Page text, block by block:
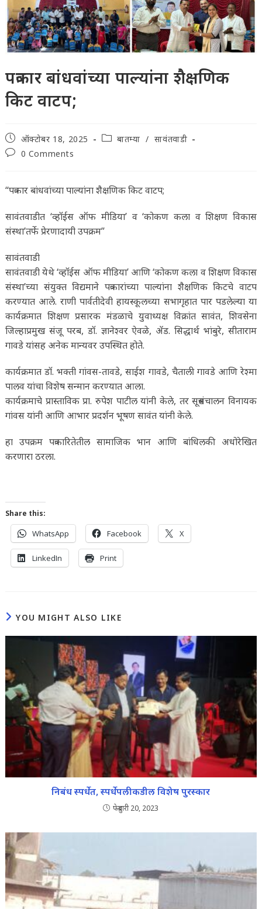
पत्रकार बांधवांच्या पाल्यांना शैक्षणिक
किट वाटप;
Post
published:
ऑक्टोबर 18, 2025
Postबातम्या / सावंतवाडी
Post0 Comments
“पत्रकार बांधवांच्या पाल्यांना शैक्षणिक किट वाटप;
सावंतवाडीत ‘व्हॉईस ऑफ मीडिया’ व ‘कोकण कला व शिक्षण विकास
संस्था’तर्फे प्रेरणादायी उपक्रम”
सावंतवाडी
सावंतवाडी येथे ‘व्हॉईस ऑफ मीडिया’ आणि ‘कोकण कला व शिक्षण विकास
संस्था’च्या संयुक्त विद्यमाने पत्रकारांच्या पाल्यांना शैक्षणिक किटचे वाटप
करण्यात आले. राणी पार्वतीदेवी हायस्कूलच्या सभागृहात पार पडलेल्या या
कार्यक्रमात शिक्षण प्रसारक मंडळाचे युवाध्यक्ष विक्रांत सावंत, शिवसेना
जिल्हाप्रमुख संजू परब, डॉ. ज्ञानेश्वर ऐवळे, ॲड. सिद्धार्थ भांबुरे, सीताराम
गावडे यांसह अनेक मान्यवर उपस्थित होते.
कार्यक्रमात डॉ. भक्ती गांवस-तावडे, साईश गावडे, चैताली गावडे आणि रेश्मा
पालव यांचा विशेष सन्मान करण्यात आला.
कार्यक्रमाचे प्रास्ताविक प्रा. रुपेश पाटील यांनी केले, तर सूत्रसंचालन विनायक
गांवस यांनी आणि आभार प्रदर्शन भूषण सावंत यांनी केले.
हा उपक्रम पत्रकारितेतील सामाजिक भान आणि बांधिलकी अधोरेखित
करणारा ठरला.
Share this:
WhatsApp Facebook X
LinkedIn Print
YOU MIGHT ALSO LIKE
निबंध स्पर्धेत, स्पर्धेपलीकडील विशेष पुरस्कार
फेब्रुवारी 20, 2023